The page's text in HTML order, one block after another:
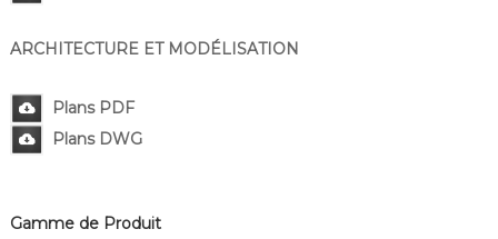
ARCHITECTURE ET MODÉLISATION
Plans PDF
Plans DWG
Gamme de Produit